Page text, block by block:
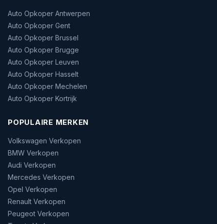
Auto Opkoper Antwerpen
Auto Opkoper Gent
Auto Opkoper Brussel
Auto Opkoper Brugge
Auto Opkoper Leuven
Auto Opkoper Hasselt
Auto Opkoper Mechelen
Auto Opkoper Kortrijk
POPULAIRE MERKEN
Volkswagen Verkopen
BMW Verkopen
Audi Verkopen
Mercedes Verkopen
Opel Verkopen
Renault Verkopen
Peugeot Verkopen